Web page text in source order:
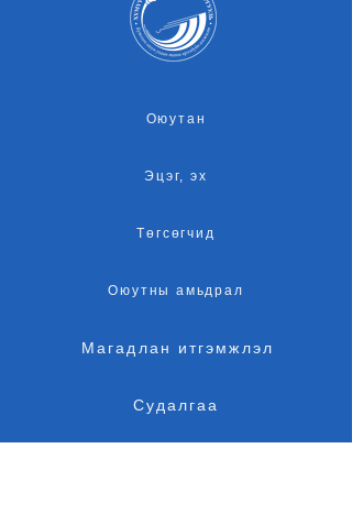
Оюутан
Эцэг, эх
Төгсөгчид
Оюутны амьдрал
Магадлан итгэмжлэл
Судалгаа